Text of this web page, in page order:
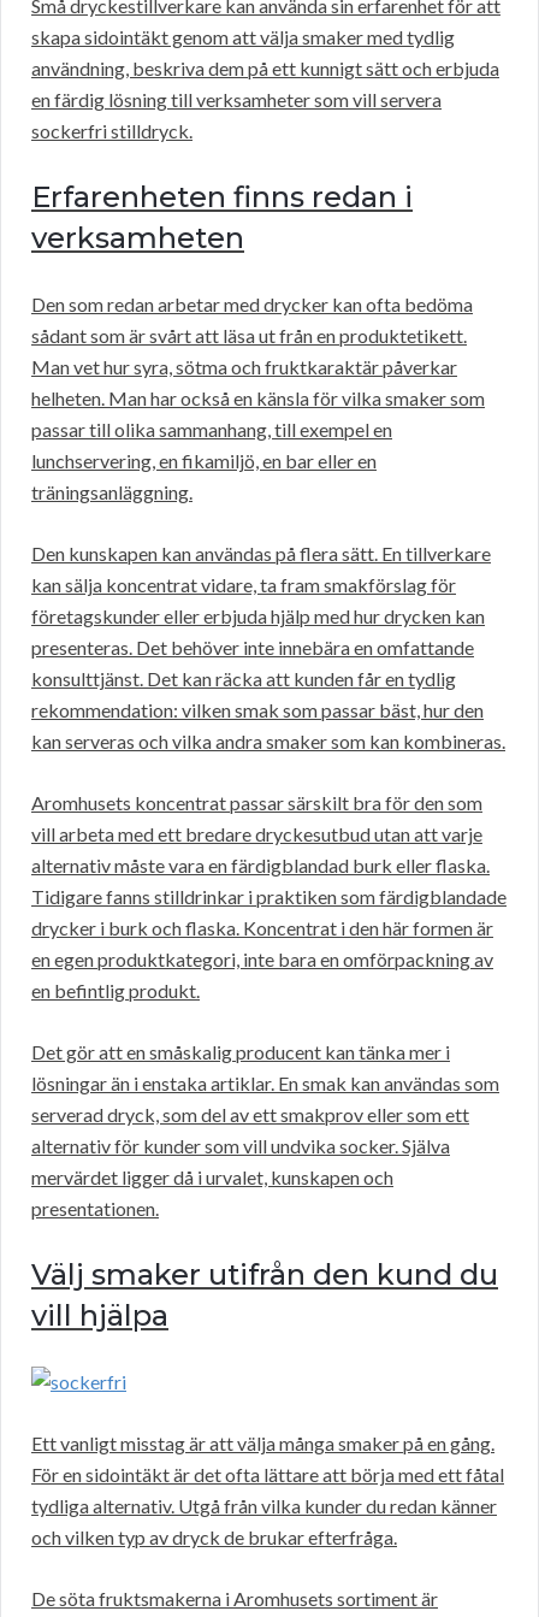
Små dryckestillverkare kan använda sin erfarenhet för att
skapa sidointäkt genom att välja smaker med tydlig
användning, beskriva dem på ett kunnigt sätt och erbjuda
en färdig lösning till verksamheter som vill servera
sockerfri stilldryck.
Erfarenheten finns redan i
verksamheten
Den som redan arbetar med drycker kan ofta bedöma
sådant som är svårt att läsa ut från en produktetikett.
Man vet hur syra, sötma och fruktkaraktär påverkar
helheten. Man har också en känsla för vilka smaker som
passar till olika sammanhang, till exempel en
lunchservering, en fikamiljö, en bar eller en
träningsanläggning.
Den kunskapen kan användas på flera sätt. En tillverkare
kan sälja koncentrat vidare, ta fram smakförslag för
företagskunder eller erbjuda hjälp med hur drycken kan
presenteras. Det behöver inte innebära en omfattande
konsulttjänst. Det kan räcka att kunden får en tydlig
rekommendation: vilken smak som passar bäst, hur den
kan serveras och vilka andra smaker som kan kombineras.
Aromhusets koncentrat passar särskilt bra för den som
vill arbeta med ett bredare dryckesutbud utan att varje
alternativ måste vara en färdigblandad burk eller flaska.
Tidigare fanns stilldrinkar i praktiken som färdigblandade
drycker i burk och flaska. Koncentrat i den här formen är
en egen produktkategori, inte bara en omförpackning av
en befintlig produkt.
Det gör att en småskalig producent kan tänka mer i
lösningar än i enstaka artiklar. En smak kan användas som
serverad dryck, som del av ett smakprov eller som ett
alternativ för kunder som vill undvika socker. Själva
mervärdet ligger då i urvalet, kunskapen och
presentationen.
Välj smaker utifrån den kund du
vill hjälpa
Ett vanligt misstag är att välja många smaker på en gång.
För en sidointäkt är det ofta lättare att börja med ett fåtal
tydliga alternativ. Utgå från vilka kunder du redan känner
och vilken typ av dryck de brukar efterfråga.
De söta fruktsmakerna i Aromhusets sortiment är